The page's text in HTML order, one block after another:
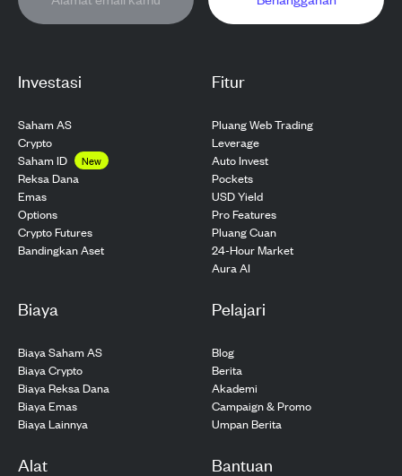
Investasi
Saham AS
Crypto
Saham ID
New
Reksa Dana
Emas
Options
Crypto Futures
Bandingkan Aset
Fitur
Pluang Web Trading
Leverage
Auto Invest
Pockets
USD Yield
Pro Features
Pluang Cuan
24-Hour Market
Aura AI
Biaya
Biaya Saham AS
Biaya Crypto
Biaya Reksa Dana
Biaya Emas
Biaya Lainnya
Pelajari
Blog
Berita
Akademi
Campaign & Promo
Umpan Berita
Alat Bantuan